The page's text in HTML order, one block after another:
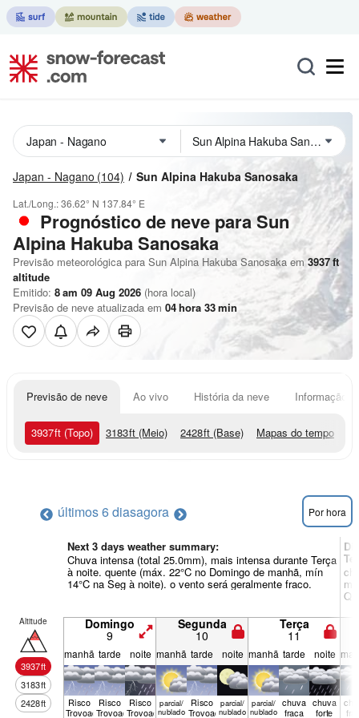
Japan - Nagano (104) Sun Alpina Hakuba Sanosaka
Lat./Long.:36.62° N 137.84° E
Prognóstico de neve para Sun
Alpina Hakuba Sanosaka
Previsão meteorológica para Sun Alpina Hakuba Sanosaka em 3937ft
altitude
Emitido: 8 am 09 Aug 2026 (hora local)
Previsão de neve atualizada em 04hora 33min
Previsão de neve Ao vivo História da neve Informação
3937ft (Topo) 3183ft (Meio) 2428ft (Base) Mapas do tempo
últimos 6 diasagora Por hora
Next 3 days weather summary:
Chuva intensa (total 25.0mm), mais intensa durante Terça
à noite. quente (máx. 22°C no Domingo de manhã, mín
14°C na Seg à noite). o vento será geralmente fraco.
Altitude
3937ft
3183ft
2428ft
Domingo
9
Segunda
10
Terça
11
manhã tarde noite manhã tarde noite manhã tarde noite
Risco
Trovoada
Risco
Trovoada
Risco
Trovoada
parcial/
nublado
Risco
Trovoada
parcial/
nublado
parcial/
nublado
chuva
fraca
chuva
forte